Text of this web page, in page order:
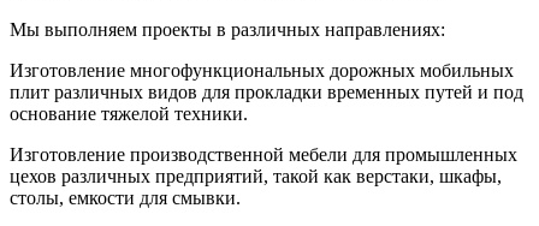
Мы выполняем проекты в различных направлениях:
Изготовление многофункциональных дорожных мобильных
плит различных видов для прокладки временных путей и под
основание тяжелой техники.
Изготовление производственной мебели для промышленных
цехов различных предприятий, такой как верстаки, шкафы,
столы, емкости для смывки.